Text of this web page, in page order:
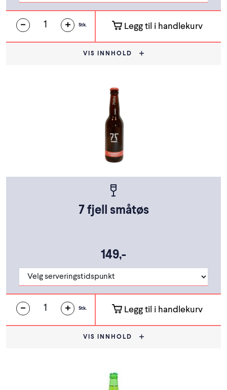
Stk. Legg til i handlekurv
VIS INNHOLD
7 fjell småtøs
149,-
Stk. Legg til i handlekurv
VIS INNHOLD